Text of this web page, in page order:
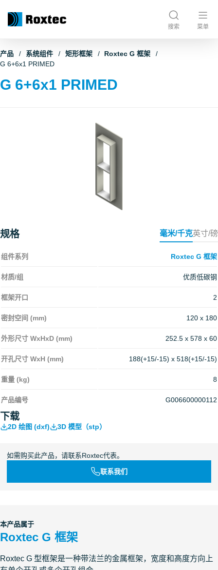
搜索 菜单
产品 系统组件 矩形框架
Roxtec G 框架
G 6+6x1 PRIMED
G 6+6x1 PRIMED
规格 毫米/千克英寸/磅
组件系列 Roxtec G 框架
材质/组 优质低碳钢
框架开口 2
密封空间 (mm) 120 x 180
外形尺寸 WxHxD (mm) 252.5 x 578 x 60
开孔尺寸 WxH (mm) 188(+15/-15) x 518(+15/-15)
重量 (kg) 8
产品编号 G006600000112
下载
2D 绘图 (dxf) 3D 模型（stp）
如需购买此产品，请联系Roxtec代表。
联系我们
本产品属于
Roxtec G 框架
Roxtec G 型框架是一种带法兰的金属框架，宽度和高度方向上